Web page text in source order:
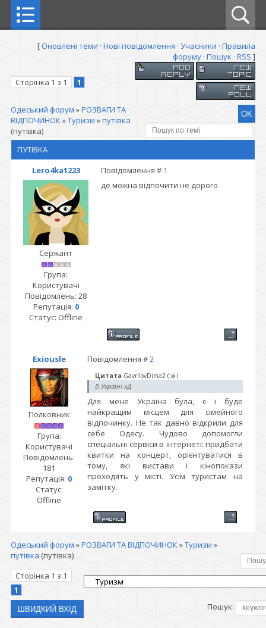
[Оновлені теми · Нові повідомлення · Учасники · Правила
форуму · Пошук · RSS ]
Сторінка 1 з 1 1
Одеський форум »РОЗВАГИ ТА
ВІДПОЧИНОК»Туризм »путівка
(путівка)
ПУТІВКА
Lero4ka1223
Повідомлення # 1
Сержант
Група:
Користувачі
Повідомлень: 28
Репутація: 0
Статус: Offline
де можна відпочити не дорого
Exiousle Повідомлення #2
Полковник
Група:
Користувачі
Повідомлень:
181
Репутація: 0
Статус:
Offline
Цитата GavrilovDima2 ( )
В Україні хД
Для мене Україна була, є і буде
найкращим місцем для сімейного
відпочинку. Не так давно відкрили для
себе Одесу. Чудово допомогли
спеціальні сервіси в інтернеті: придбати
квитки на концерт, орієнтуватися в
тому, які вистави і кінопокази
проходять у місті. Усім туристам на
замітку.
Одеський форум »РОЗВАГИ ТА ВІДПОЧИНОК»Туризм »
путівка (путівка)
Сторінка 1 з 1
1
Пошук: